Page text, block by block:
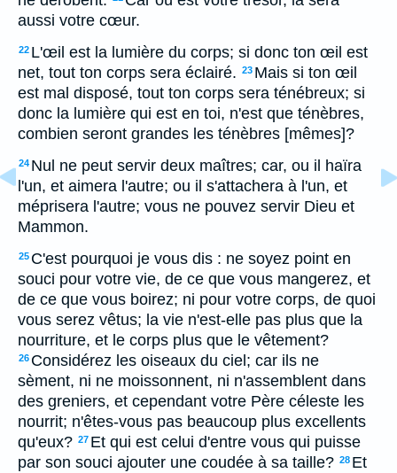
aussi votre cœur.
22 L'œil est la lumière du corps; si donc ton œil est
net, tout ton corps sera éclairé. 23 Mais si ton œil
est mal disposé, tout ton corps sera ténébreux; si
donc la lumière qui est en toi, n'est que ténèbres,
combien seront grandes les ténèbres [mêmes]?
24 Nul ne peut servir deux maîtres; car, ou il haïra
l'un, et aimera l'autre; ou il s'attachera à l'un, et
méprisera l'autre; vous ne pouvez servir Dieu et
Mammon.
25 C'est pourquoi je vous dis : ne soyez point en
souci pour votre vie, de ce que vous mangerez, et
de ce que vous boirez; ni pour votre corps, de quoi
vous serez vêtus; la vie n'est-elle pas plus que la
nourriture, et le corps plus que le vêtement?
26 Considérez les oiseaux du ciel; car ils ne
sèment, ni ne moissonnent, ni n'assemblent dans
des greniers, et cependant votre Père céleste les
nourrit; n'êtes-vous pas beaucoup plus excellents
qu'eux? 27 Et qui est celui d'entre vous qui puisse
par son souci ajouter une coudée à sa taille? 28 Et